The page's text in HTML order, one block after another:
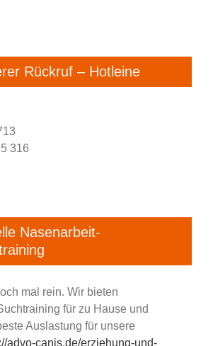
Rückruf – Hotleine
316
Nasenarbeit-
mal rein. Wir bieten
für zu Hause und
Auslastung für unsere
advo-canis.de/erziehung-und-